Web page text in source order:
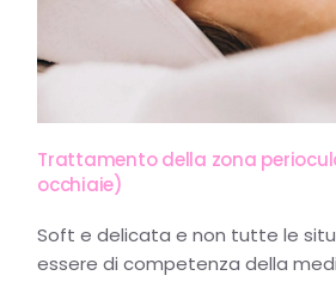
Trattamento della zona
occhiaie)
Soft e delicata e non tutte le
essere di competenza della